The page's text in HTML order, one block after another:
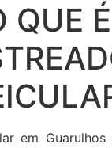
QUE É
em